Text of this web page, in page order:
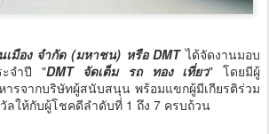
เมือง จำกัด (มหาชน) หรือ DMTได้จัดงานมอบ
ะจำปี "DMT จัดเต็ม รถ ทอง เที่ยว" โดยมีผู้
ารจากบริษัทผู้สนับสนุน พร้อมแขกผู้มีเกียรติร่วม
ลให้กับผู้โชคดีลำดับที่ 1 ถึง 7 ครบถ้วน